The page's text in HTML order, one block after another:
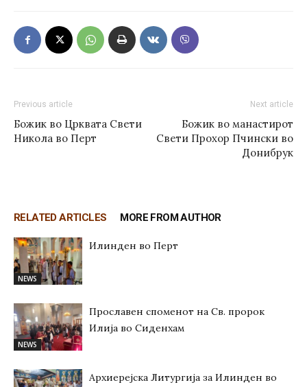
Previous article
Божик во Црквата Свети
Никола во Перт
Next article
Божик во манастирот
Свети Прохор Пчински во
Донибрук
RELATED ARTICLES MORE FROM AUTHOR
NEWS
Илинден во Перт
NEWS
Прославен споменот на Св. пророк
Илија во Сиденхам
Архиерејска Литургија за Илинден во